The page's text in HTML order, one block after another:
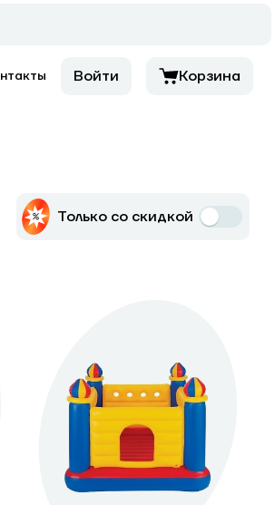
Войти Корзина
Только со скидкой